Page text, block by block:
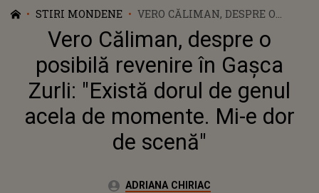
STIRI MONDENE
VERO CĂLIMAN, DESPRE O
POSIBILĂ REVENIRE ÎN GAȘCA
ZURLI: "EXISTĂ DORUL DE
GENUL ACELA DE MOMENTE.
MI-E DOR DE SCENĂ"
Vero Căliman, despre o
posibilă revenire în Gașca
Zurli: "Există dorul de genul
acela de momente. Mi-e dor
de scenă"
Autor:ADRIANA CHIRIAC